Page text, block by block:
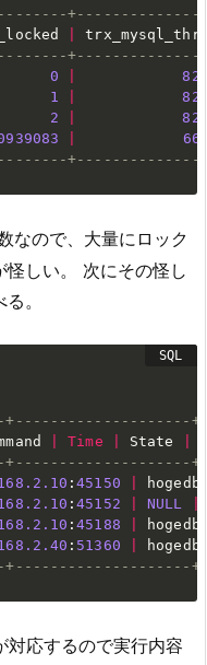
0
1
2
なので、大量にロック
しい。 次にその怪し
。
Time State
.2 .10 :45150
.2 .10 :45152 NULL
.2 .10 :45188
.2 .40 : 51360
対応するので実行内容